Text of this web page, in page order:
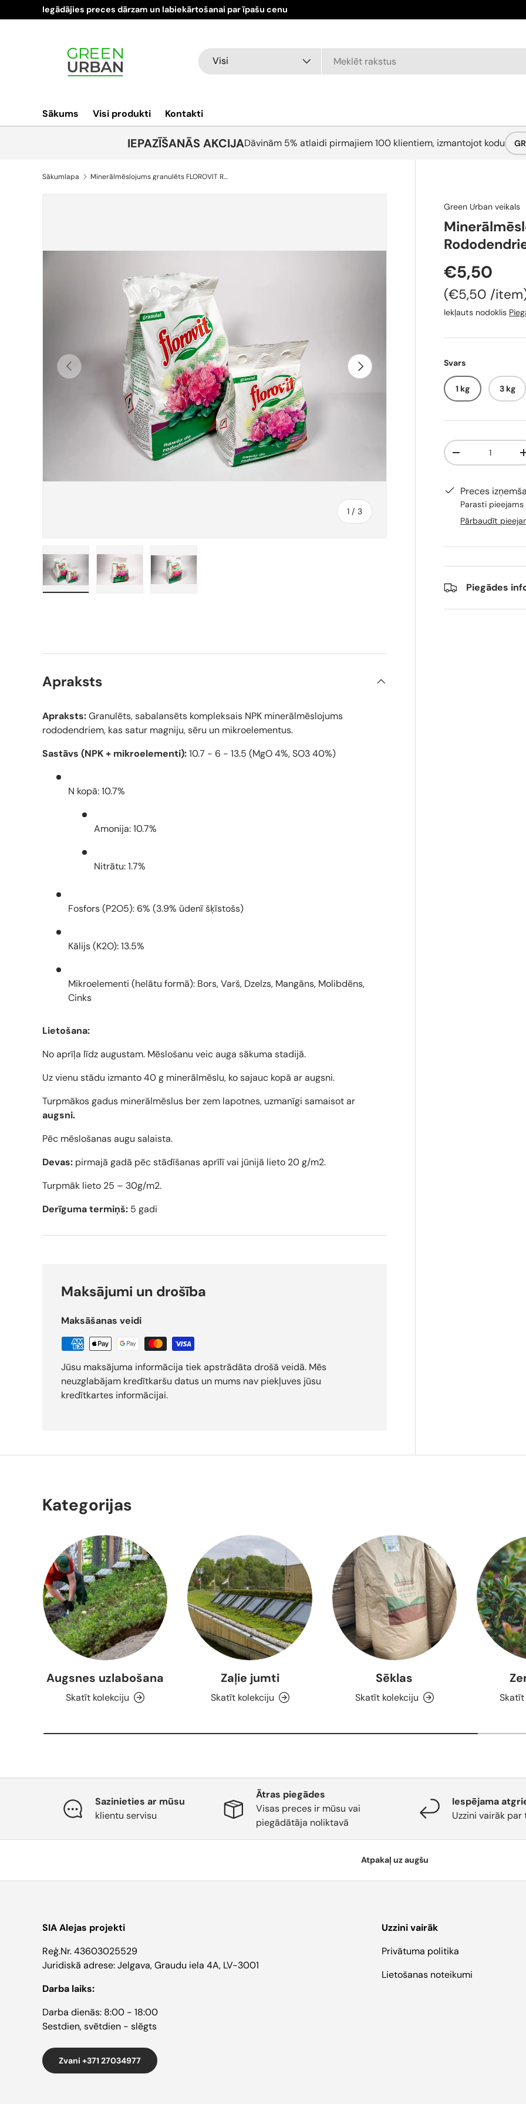
Pāriet pie satura
Iegādājies preces dārzam un labiekārtošanai par īpašu cenu
Meklēt
Produkta veids
Visi
Sākums Visi produkti Kontakti
IEPAZĪŠANĀS AKCIJADāvinām 5% atlaidi pirmajiem 100 klientiem, izmantojot kodu
Sākumlapa Minerālmēslojums granulēts FLOROVIT Rododendriem, 1 kg un 3 kg
Atpakaļ
1 / no
3
Tālāk
Green Urban veikals
€5,50
Cena par
€5,50 /item
Iekļauts nodoklis
Svars
1 kg 3 kg
Skaits
+
Preces
Parasti
Pārbaudīt
Piegādes
Apraksts
Apraksts:Granulēts, sabalansēts kompleksais NPK minerālmēslojums
rododendriem, kas satur magniju, sēru un mikroelementus.
Sastāvs (NPK + mikroelementi):10.7 - 6 - 13.5 (MgO 4%, SO3 40%)
N kopā: 10.7%
Amonija: 10.7%
Nitrātu: 1.7%
Fosfors (P2O5): 6% (3.9% ūdenī šķīstošs)
Kālijs (K2O): 13.5%
Mikroelementi (helātu formā): Bors, Varš, Dzelzs, Mangāns, Molibdēns,
Cinks
Lietošana:
No aprīļa līdz augustam. Mēslošanu veic auga sākuma stadijā.
Uz vienu stādu izmanto 40 g minerālmēslu, ko sajauc kopā ar augsni.
Turpmākos gadus minerālmēslus ber zem lapotnes, uzmanīgi samaisot ar
augsni.
Pēc mēslošanas augu salaista.
Devas: pirmajā gadā pēc stādīšanas aprīlī vai jūnijā lieto 20 g/m2.
Turpmāk lieto 25 – 30g/m2.
Derīguma termiņš: 5 gadi
Maksājumi un drošība
Maksāšanas veidi
Jūsu maksājuma informācija tiek apstrādāta drošā veidā. Mēs
neuzglabājam kredītkaršu datus un mums nav piekļuves jūsu
kredītkartes informācijai.
Kategorijas
Augsnes uzlabošana
Skatīt kolekciju
Zaļie jumti
Skatīt kolekciju
Sēklas
Skatīt kolekciju Skatīt
Sazinieties ar mūsu
klientu servisu
Ātras piegādes
Visas preces ir mūsu vai
piegādātāja noliktavā
Iespējama
Uzzini vairāk par
Atpakaļ uz augšu
SIA Alejas projekti
Reģ.Nr. 43603025529
Juridiskā adrese: Jelgava, Graudu iela 4A, LV-3001
Darba laiks:
Darba dienās: 8:00 - 18:00
Sestdien, svētdien - slēgts
Zvani +371 27034977
Uzzini vairāk
Privātuma politika
Lietošanas noteikumi